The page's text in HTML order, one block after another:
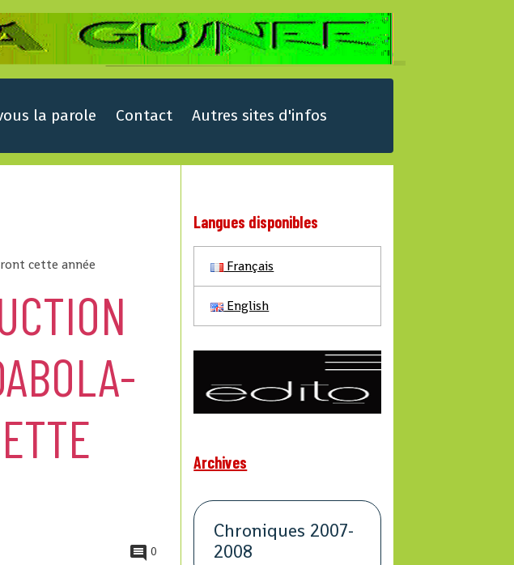
la parole Contact Autres sites d'infos
cette année
0
Langues disponibles
Français
English
Archives
Chroniques 2007-
2008